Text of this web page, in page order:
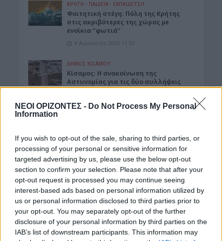
ΝΕΟΙ ΟΡΙΖΟΝΤΕΣ - Do Not Process My Personal
Information
If you wish to opt-out of the sale, sharing to third parties, or
processing of your personal or sensitive information for
targeted advertising by us, please use the below opt-out
section to confirm your selection. Please note that after your
opt-out request is processed you may continue seeing
interest-based ads based on personal information utilized by
us or personal information disclosed to third parties prior to
your opt-out. You may separately opt-out of the further
disclosure of your personal information by third parties on the
IAB’s list of downstream participants. This information may
ΚΡΗΤΗ • ΠΑΙΔΕΙΑ - ΕΚΠΑΙΔΕΥΣΗ
Φοιτητική στέγη: Πόλη της Κρήτης
στις ακριβότερες της χώρας με
ενοίκια “φωτιά”
8 Αυγούστου 2026 11:53
ΔΉΜΟΣ ΚΙΣΆΜΟΥ
Κίσαμος: Η ανακοίνωση της
Αστυνομίας για τις δύο συλλήψεις
στο Λαφονήσι
8 Αυγούστου 2026 11:42
ξεχωριστή μουσικοθεατρική
παράσταση
8 Αυγούστου 2026 08:30
ΓΕΎΣΗ - ΨΥΧΑΓΩΓΊΑ • ΔΉΜΟΣ ΚΙΣΆΜΟΥ
Kίσαμος: Κρητική βραδιά με τον Νίκο
Ζωιδάκη στα Τοπόλια
8 Αυγούστου 2026 08:25
Δημοφιλή αυτή την εβδομάδα